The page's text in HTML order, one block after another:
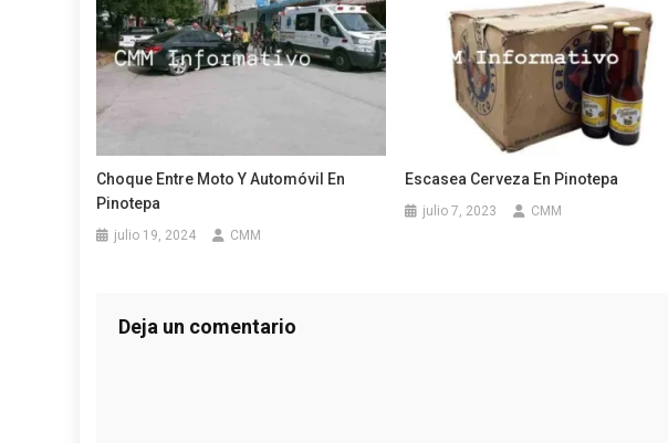
Choque Entre Moto Y Automóvil En
Pinotepa
julio 19, 2024 CMM
Escasea Cerveza En Pinotepa
julio 7, 2023 CMM
Deja un comentario